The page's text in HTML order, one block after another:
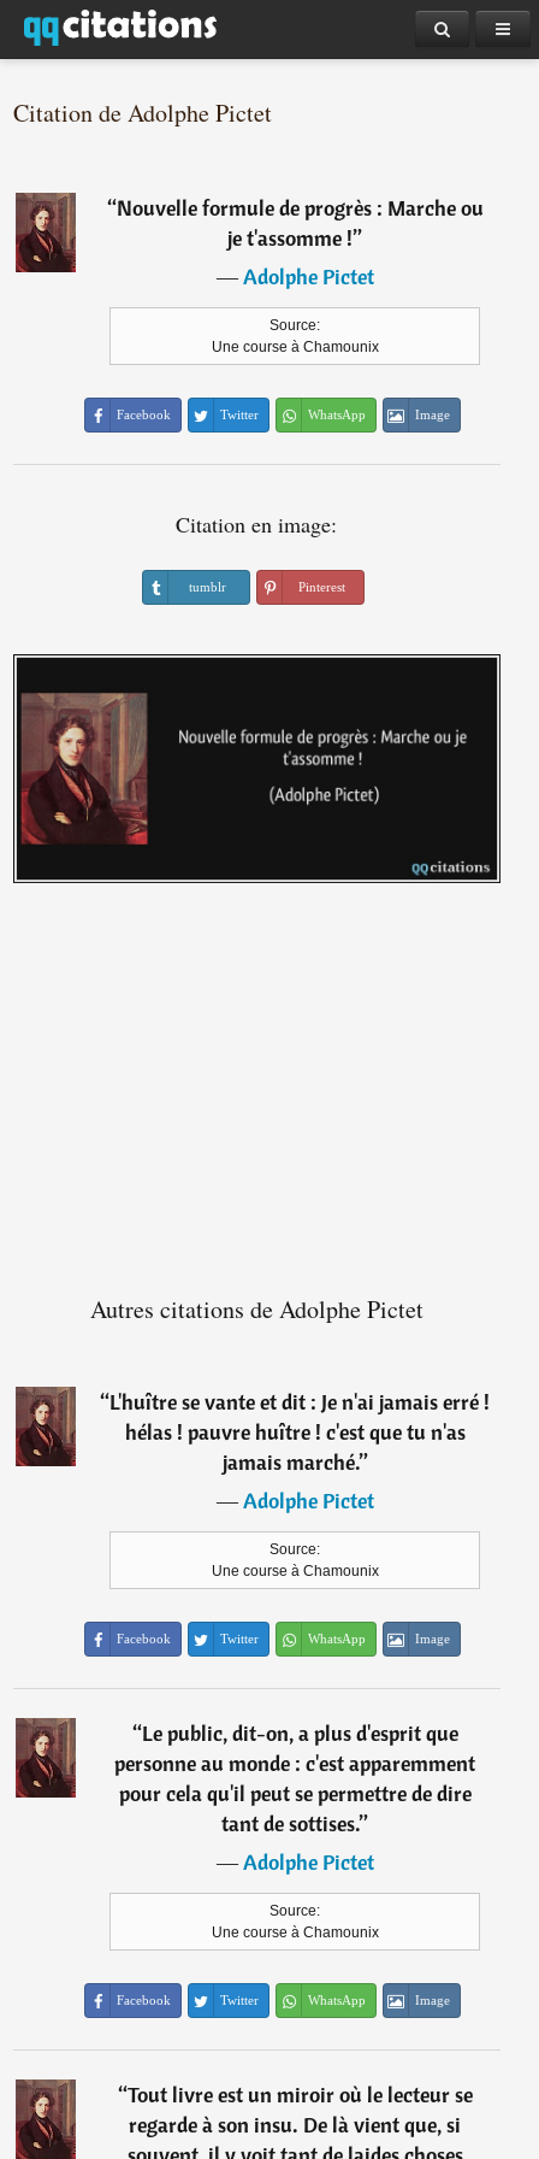
Citation de Adolphe Pictet
“Nouvelle formule de progrès : Marche ou
je t'assomme !”
―Adolphe Pictet
Source:
Une course à Chamounix
Facebook Twitter WhatsApp Image
Citation en image:
tumblr Pinterest
Autres citations de Adolphe Pictet
“L'huître se vante et dit : Je n'ai jamais erré !
hélas ! pauvre huître ! c'est que tu n'as
jamais marché.”
―Adolphe Pictet
Source:
Une course à Chamounix
Facebook Twitter WhatsApp Image
“Le public, dit-on, a plus d'esprit que
personne au monde : c'est apparemment
pour cela qu'il peut se permettre de dire
tant de sottises.”
―Adolphe Pictet
Source:
Une course à Chamounix
Facebook Twitter WhatsApp Image
“Tout livre est un miroir où le lecteur se
regarde à son insu. De là vient que, si